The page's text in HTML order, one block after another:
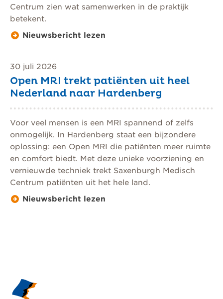
Centrum zien wat samenwerken in de praktijk
betekent.
Nieuwsbericht lezen
30 juli 2026
Open MRI trekt patiënten uit heel
Nederland naar Hardenberg
Voor veel mensen is een MRI spannend of zelfs
onmogelijk. In Hardenberg staat een bijzondere
oplossing: een Open MRI die patiënten meer ruimte
en comfort biedt. Met deze unieke voorziening en
vernieuwde techniek trekt Saxenburgh Medisch
Centrum patiënten uit het hele land.
Nieuwsbericht lezen